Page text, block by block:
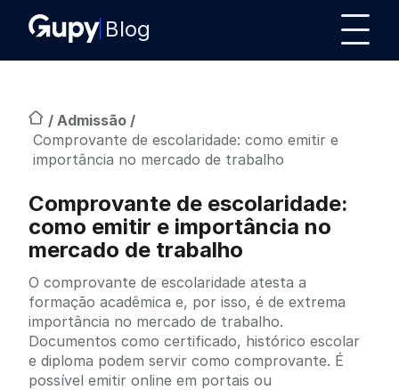
Blog
/ Admissão /
Comprovante de escolaridade: como emitir e
importância no mercado de trabalho
Comprovante de escolaridade:
como emitir e importância no
mercado de trabalho
O comprovante de escolaridade atesta a
formação acadêmica e, por isso, é de extrema
importância no mercado de trabalho.
Documentos como certificado, histórico escolar
e diploma podem servir como comprovante. É
possível emitir online em portais ou